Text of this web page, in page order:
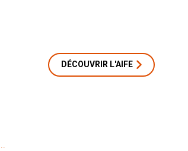
DÉCOUVRIR L'AIFE